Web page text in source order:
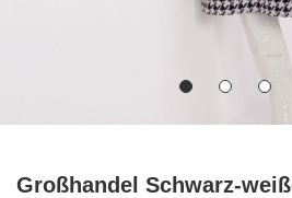
Großhandel Schwarz-